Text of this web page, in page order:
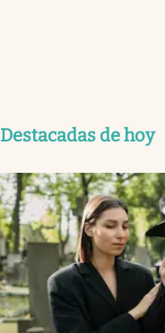
Destacadas de hoy